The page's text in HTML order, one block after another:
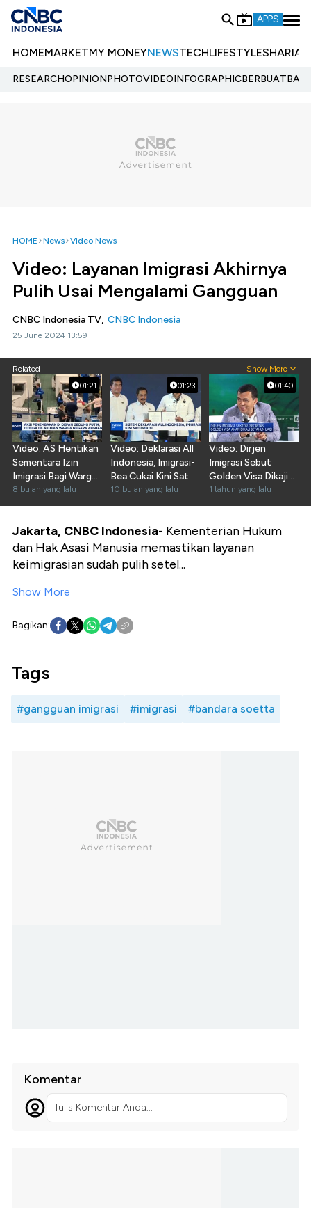
APPS
HOMEMARKETMY MONEYNEWSTECHLIFESTYLESHARIA
RESEARCHOPINIONPHOTOVIDEOINFOGRAPHIC
HOME News Video News
Video: Layanan Imigrasi Akhirnya
Pulih Usai Mengalami Gangguan
CNBC Indonesia TV, CNBC Indonesia
25 June 2024 13:59
Related Show More
01:21
Video: AS Hentikan
Sementara Izin
Imigrasi Bagi Warga
dari 19 Negara
8 bulan yang lalu
01:23
Video: Deklarasi All
Indonesia, Imigrasi-
Bea Cukai Kini Satu
Pintu
10 bulan yang lalu
01:40
Video: Dirjen
Imigrasi Sebut
Golden Visa Dikaji
Setahun Lagi
1 tahun yang lalu
Jakarta, CNBC Indonesia- Kementerian Hukum
dan Hak Asasi Manusia memastikan layanan
keimigrasian sudah pulih setel...
Show More
Bagikan:
Tags
#gangguan imigrasi #imigrasi #bandara soetta
Komentar
Tulis Komentar Anda...